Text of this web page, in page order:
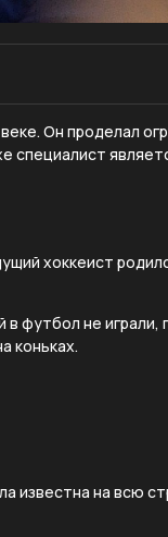
Он проделал
специалист
хоккеист
в футбол не играли,
коньках.
известна на всю